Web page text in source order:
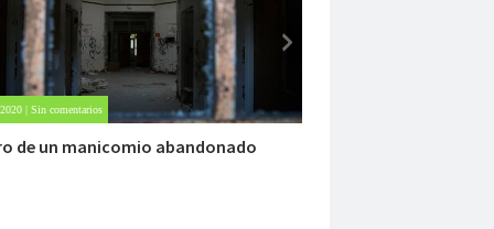
| Sin comentarios
de un manicomio abandonado